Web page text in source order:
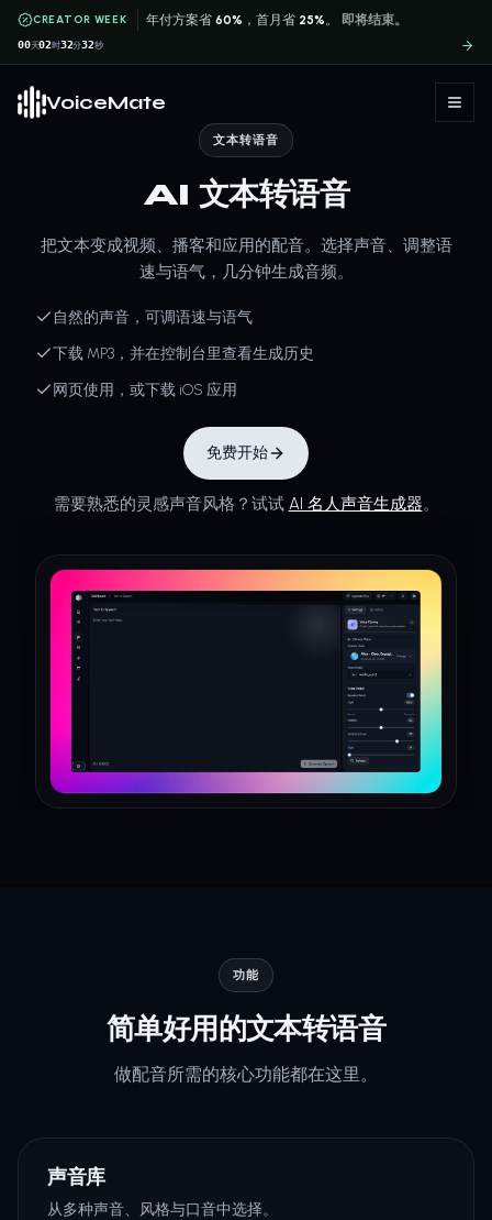
CREATOR WEEK 年付方案省60% ，首月省 25%。 即将结束。
00天02时32分31秒
VoiceMate
文本转语音
AI 文本转语音
把文本变成视频、播客和应用的配音。选择声音、调整语
速与语气，几分钟生成音频。
自然的声音，可调语速与语气
下载 MP3，并在控制台里查看生成历史
网页使用，或下载 iOS 应用
免费开始
需要熟悉的灵感声音风格？试试 AI 名人声音生成器。
功能
简单好用的文本转语音
做配音所需的核心功能都在这里。
声音库
从多种声音、风格与口音中选择。